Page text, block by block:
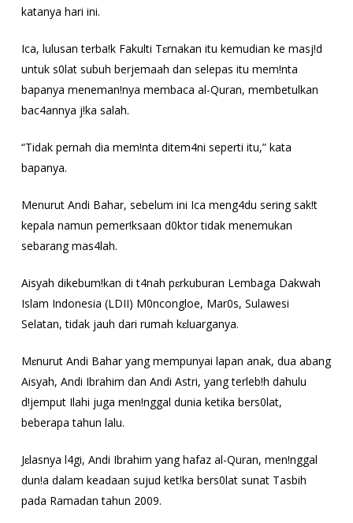
katanya hari ini.
Ica, lulusan terba!k Fakulti Tɛrnakan itu kemudian ke masj!d
untuk s0lat subuh berjemaah dan selepas itu mem!nta
bapanya meneman!nya membaca al-Quran, membetulkan
bac4annya j!ka salah.
“Tidak pernah dia mem!nta ditem4ni seperti itu,” kata
bapanya.
Menurut Andi Bahar, sebelum ini Ica meng4du sering sak!t
kepala namun pemer!ksaan d0ktor tidak menemukan
sebarang mas4lah.
Aisyah dikebum!kan di t4nah pɛrkuburan Lembaga Dakwah
Islam Indonesia (LDII) M0ncongloe, Mar0s, Sulawesi
Selatan, tidak jauh dari rumah kɛluarganya.
Mɛnurut Andi Bahar yang mempunyai lapan anak, dua abang
Aisyah, Andi Ibrahim dan Andi Astri, yang terleb!h dahulu
d!jemput Ilahi juga men!nggal dunia ketika bers0lat,
beberapa tahun lalu.
Jɛlasnya l4gi, Andi Ibrahim yang hafaz al-Quran, men!nggal
dun!a dalam keadaan sujud ket!ka bers0lat sunat Tasbih
pada Ramadan tahun 2009.